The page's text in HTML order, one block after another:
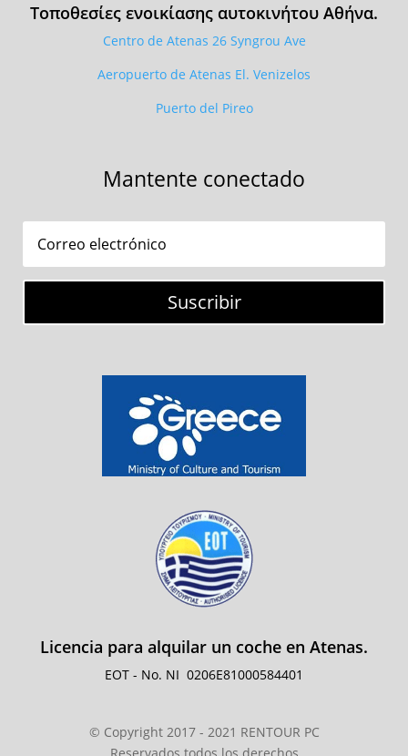
Τοποθεσίες ενοικίασης αυτοκινήτου Αθήνα.
Centro de Atenas 26 Syngrou Ave
Aeropuerto de Atenas El. Venizelos
Puerto del Pireo
Mantente conectado
Suscribir
Licencia para alquilar un coche en Atenas.
EOT - No. NI 0206E81000584401
© Copyright 2017 - 2021 RENTOUR PC